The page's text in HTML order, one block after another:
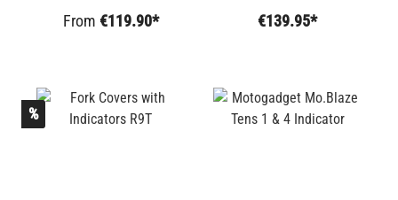
From €119.90* €139.95*
%